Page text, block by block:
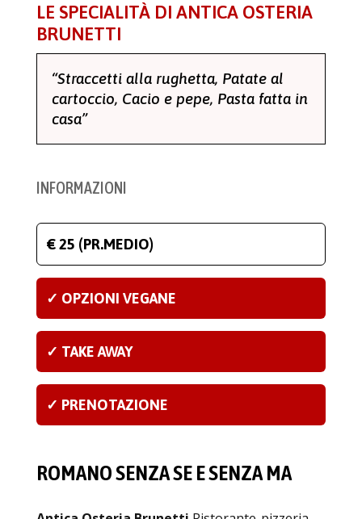
LE SPECIALITÀ DI ANTICA OSTERIA
BRUNETTI
“Straccetti alla rughetta, Patate al
cartoccio, Cacio e pepe, Pasta fatta in
casa”
INFORMAZIONI
€ 25 (PR.MEDIO)
✓ OPZIONI VEGANE
✓ TAKE AWAY
✓ PRENOTAZIONE
ROMANO SENZA SE E SENZA MA